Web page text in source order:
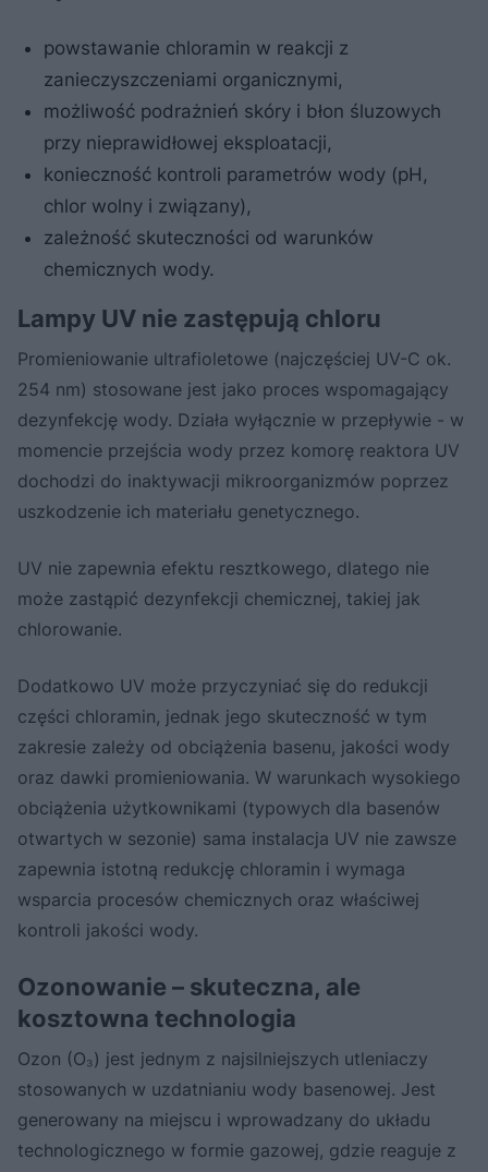
powstawanie chloramin w reakcji z
zanieczyszczeniami organicznymi,
możliwość podrażnień skóry i błon śluzowych
przy nieprawidłowej eksploatacji,
konieczność kontroli parametrów wody (pH,
chlor wolny i związany),
zależność skuteczności od warunków
chemicznych wody.
Lampy UV nie zastępują chloru
Promieniowanie ultrafioletowe (najczęściej UV-C ok.
254 nm) stosowane jest jako proces wspomagający
dezynfekcję wody. Działa wyłącznie w przepływie - w
momencie przejścia wody przez komorę reaktora UV
dochodzi do inaktywacji mikroorganizmów poprzez
uszkodzenie ich materiału genetycznego.
UV nie zapewnia efektu resztkowego, dlatego nie
może zastąpić dezynfekcji chemicznej, takiej jak
chlorowanie.
Dodatkowo UV może przyczyniać się do redukcji
części chloramin, jednak jego skuteczność w tym
zakresie zależy od obciążenia basenu, jakości wody
oraz dawki promieniowania. W warunkach wysokiego
obciążenia użytkownikami (typowych dla basenów
otwartych w sezonie) sama instalacja UV nie zawsze
zapewnia istotną redukcję chloramin i wymaga
wsparcia procesów chemicznych oraz właściwej
kontroli jakości wody.
Ozonowanie – skuteczna, ale
kosztowna technologia
Ozon (O₃) jest jednym z najsilniejszych utleniaczy
stosowanych w uzdatnianiu wody basenowej. Jest
generowany na miejscu i wprowadzany do układu
technologicznego w formie gazowej, gdzie reaguje z